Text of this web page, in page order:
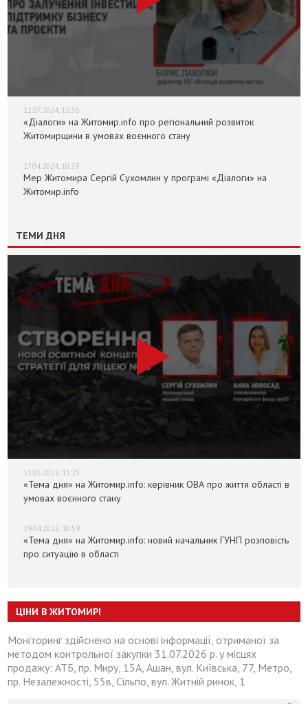
12.07.2024, 12:36
«Діалоги» на Житомир.info про регіональний розвиток
Житомирщини в умовах воєнного стану
17.04.2024, 10:29
Мер Житомира Сергій Сухомлин у програмі «Діалоги» на
Житомир.info
ТЕМИ ДНЯ
13.05.2022, 13:25
«Тема дня» на Житомир.info: керівник ОВА про життя області в
умовах воєнного стану
29.04.2022, 10:59
«Тема дня» на Житомир.info: новий начальник ГУНП розповість
про ситуацію в області
ЦІНИ В ЖИТОМИРІ
Моніторинг здійснено на основі інформації, отриманої за
методом контрольної закупки 31.07.2026 р. у місцях
продажу: АТБ, пр. Миру, 15А, Ашан, вул. Київська, 77, Метро,
пр. Незалежності, 55в, Сільпо, вул. Житній ринок, 1